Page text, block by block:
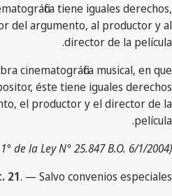
tiene iguales derechos,
del argumento, al productor y al
director de la película.
cinematográfica musical, en que
éste tiene iguales derechos
el productor y el director de la
película.
(Artículo sustituido por art. 1° de la Ley N° 25.847 B.O. 6/1/2004)
21. — Salvo convenios especiales: